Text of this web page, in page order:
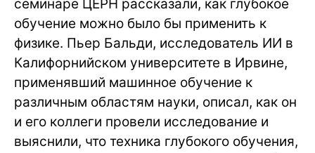
семинаре ЦЕРН рассказали, как глубокое
обучение можно было бы применить к
физике. Пьер Бальди, исследователь ИИ в
Калифорнийском университете в Ирвине,
применявший машинное обучение к
различным областям науки, описал, как он
и его коллеги провели исследование и
выяснили, что техника глубокого обучения,